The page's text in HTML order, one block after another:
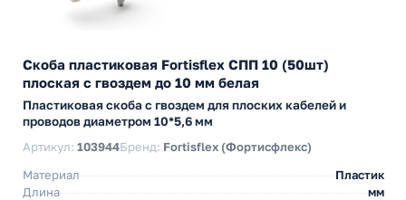
Скоба пластиковая Fortisflex СПП 10 (50шт)
плоская с гвоздем до 10 мм белая
Пластиковая скоба с гвоздем для плоских кабелей и
проводов диаметром 10*5,6 мм
Артикул: 103944Бренд: Fortisflex (Фортисфлекс)
Материал
Пластик
Длина
мм